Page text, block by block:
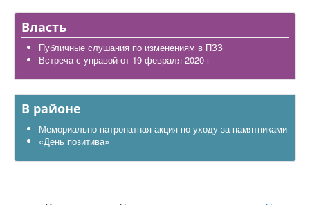
Власть
Публичные слушания по изменениям в ПЗЗ
Встреча с управой от 19 февраля 2020 г
В районе
Мемориально-патронатная акция по уходу за памятниками
«День позитива»